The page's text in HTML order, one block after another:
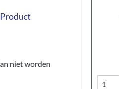
Product
niet worden